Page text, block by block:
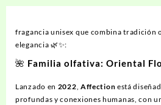
fragancia unisex que combina tradición
elegancia 🌿✨:
🌺 Familia olfativa: Oriental
Lanzado en 2022 Affection está
profundas y conexiones humanas, con